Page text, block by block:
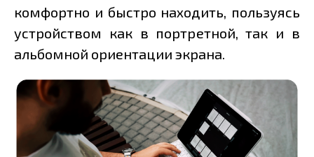
комфортно и быстро находить, пользуясь
устройством как в портретной, так и в
альбомной ориентации экрана.